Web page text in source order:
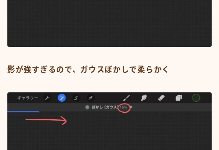
影が強すぎるので、ガウスぼかしで柔らかく